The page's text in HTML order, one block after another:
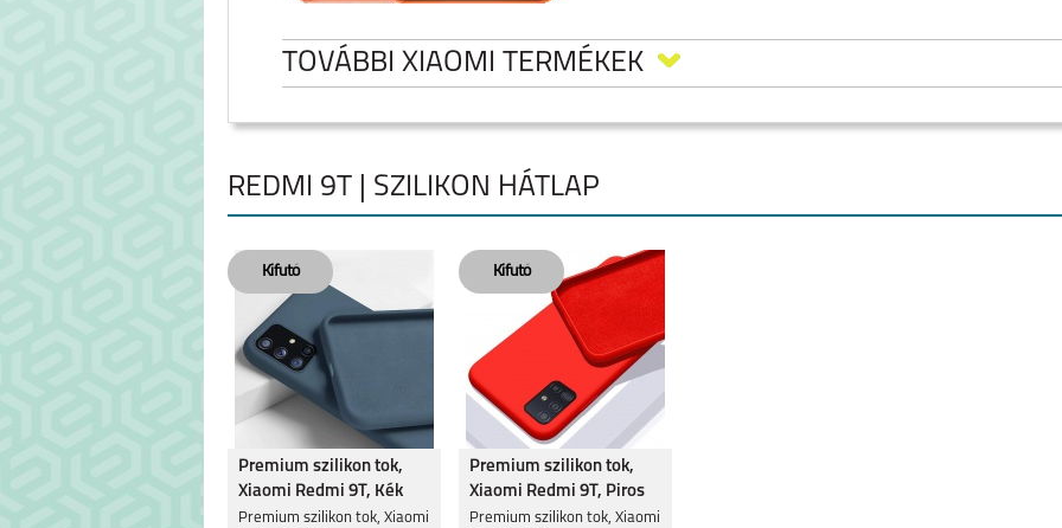
TOVÁBBI XIAOMI TERMÉKEK
XIAOMI REDMI NOTE
15 PRO 5G
XIAOMI REDMI NOTE
15 PRO PLUS 5G
15 5G
REDMI 9T | SZILIKON HÁTLAP
Premium szilikon tok,
Xiaomi Redmi 9T, Kék
Premium szilikon tok, Xiaomi
Premium szilikon tok,
Xiaomi Redmi 9T, Piros
Premium szilikon tok, Xiaomi